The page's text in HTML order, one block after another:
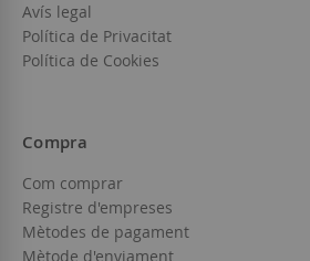
Avís legal
Política de Privacitat
Política de Cookies
Compra
Com comprar
Registre d'empreses
Mètodes de pagament
Mètode d'enviament